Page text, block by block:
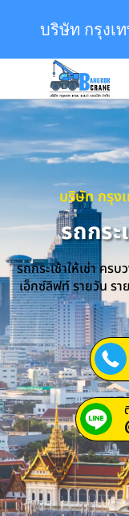
บริษัท กรุงเ
บริษัท กรุง
รถกระ
รถกระเช้าให้เช่า คร
เอ็กซ์ลิฟท์ รายวัน รา